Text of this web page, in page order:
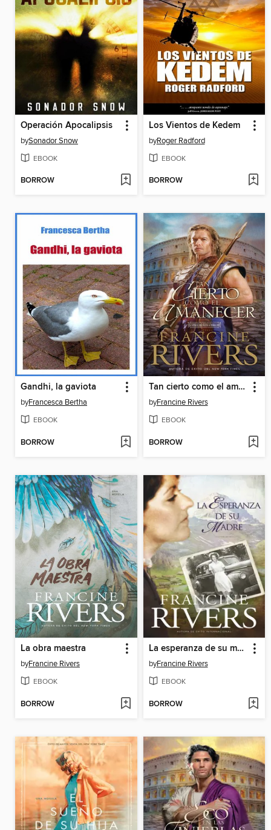
Operación Apocalipsis
bySonador Snow
EBOOK
BORROW
Los Vientos de Kedem
byRoger Radford
EBOOK
BORROW
Gandhi, la gaviota
byFrancesca Bertha
EBOOK
BORROW
Tan cierto como el amanecer
byFrancine Rivers
EBOOK
BORROW
La obra maestra
byFrancine Rivers
EBOOK
BORROW
La esperanza de su madre
byFrancine Rivers
EBOOK
BORROW